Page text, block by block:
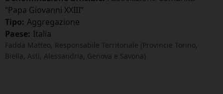
“Papa Giovanni XXIII”
Tipo: Aggregazione
Paese: Italia
Fadda Matteo, Responsabile Territoriale (Provincie Torino,
Biella, Asti, Alessandria, Genova e Savona)